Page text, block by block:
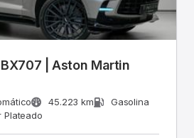
| Aston Martin
45.223 km
Gasolina
Plateado